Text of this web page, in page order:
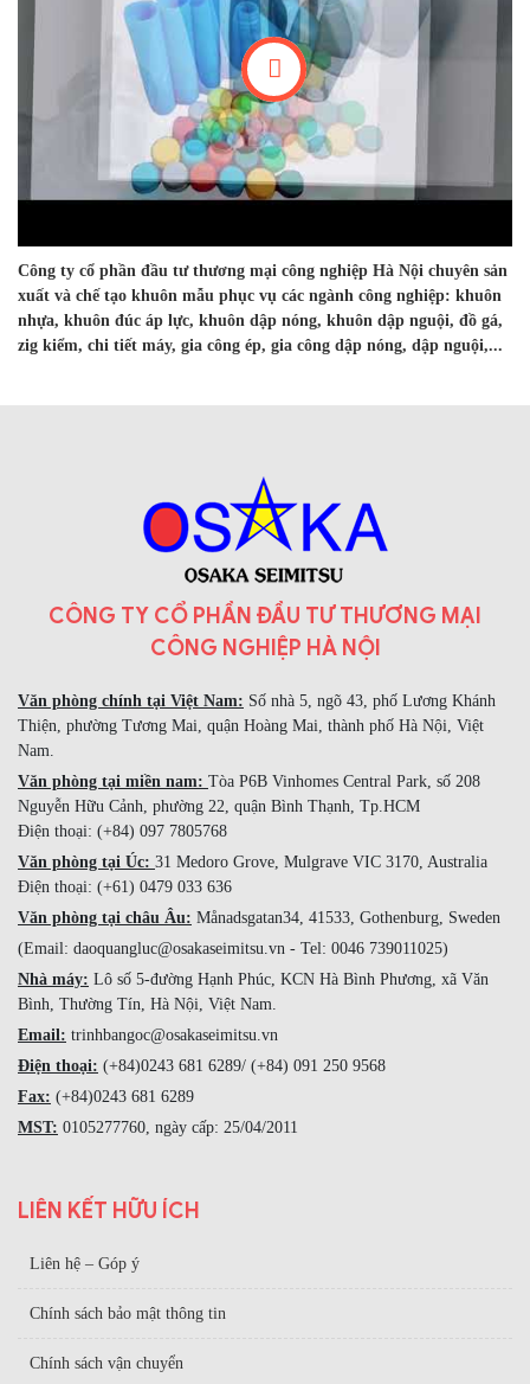
Công ty cổ phần đầu tư thương mại công nghiệp Hà Nội chuyên sản
xuất và chế tạo khuôn mẫu phục vụ các ngành công nghiệp: khuôn
nhựa, khuôn đúc áp lực, khuôn dập nóng, khuôn dập nguội, đồ gá,
zig kiểm, chi tiết máy, gia công ép, gia công dập nóng, dập nguội,...
CÔNG TY CỔ PHẦN ĐẦU TƯ THƯƠNG MẠI
CÔNG NGHIỆP HÀ NỘI
Văn phòng chính tại Việt Nam: Số nhà 5, ngõ 43, phố Lương Khánh
Thiện, phường Tương Mai, quận Hoàng Mai, thành phố Hà Nội, Việt
Nam.
Văn phòng tại miền nam: Tòa P6B Vinhomes Central Park, số 208
Nguyễn Hữu Cảnh, phường 22, quận Bình Thạnh, Tp.HCM
Điện thoại: (+84) 097 7805768
Văn phòng tại Úc: 31 Medoro Grove, Mulgrave VIC 3170, Australia
Điện thoại: (+61) 0479 033 636
Văn phòng tại châu Âu: Månadsgatan34, 41533, Gothenburg, Sweden
(Email: daoquangluc@osakaseimitsu.vn - Tel: 0046 739011025)
Nhà máy: Lô số 5-đường Hạnh Phúc, KCN Hà Bình Phương, xã Văn
Bình, Thường Tín, Hà Nội, Việt Nam.
Email: trinhbangoc@osakaseimitsu.vn
Điện thoại: (+84)0243 681 6289/ (+84) 091 250 9568
Fax: (+84)0243 681 6289
MST: 0105277760, ngày cấp: 25/04/2011
LIÊN KẾT HỮU ÍCH
Liên hệ – Góp ý
Chính sách bảo mật thông tin
Chính sách vận chuyển